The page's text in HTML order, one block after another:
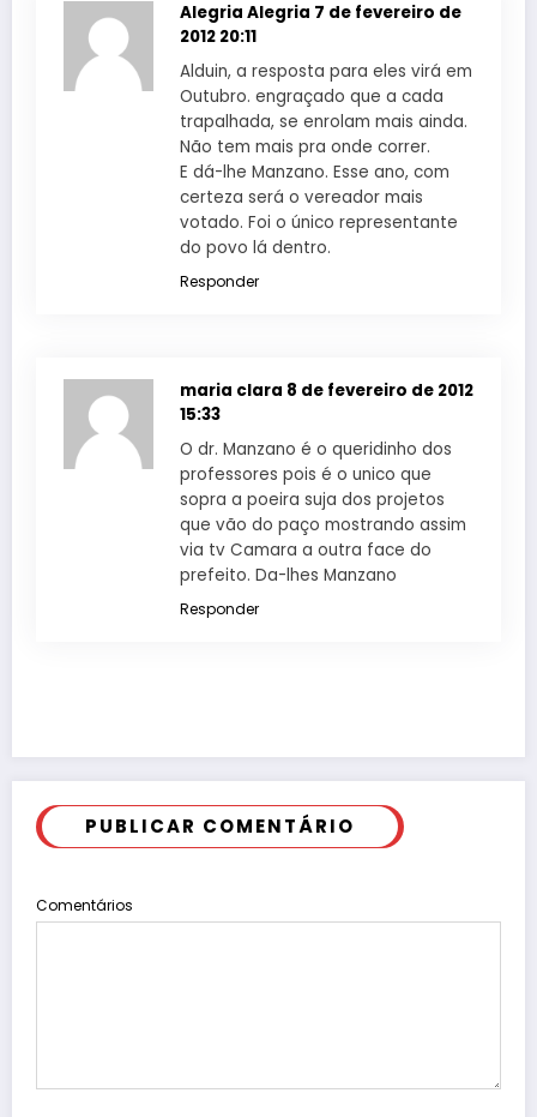
Alegria Alegria 7 de fevereiro de
2012 20:11
Alduin, a resposta para eles virá em
Outubro. engraçado que a cada
trapalhada, se enrolam mais ainda.
Não tem mais pra onde correr.
E dá-lhe Manzano. Esse ano, com
certeza será o vereador mais
votado. Foi o único representante
do povo lá dentro.
Responder
maria clara 8 de fevereiro de 2012
15:33
O dr. Manzano é o queridinho dos
professores pois é o unico que
sopra a poeira suja dos projetos
que vão do paço mostrando assim
via tv Camara a outra face do
prefeito. Da-lhes Manzano
Responder
PUBLICAR COMENTÁRIO
Comentários